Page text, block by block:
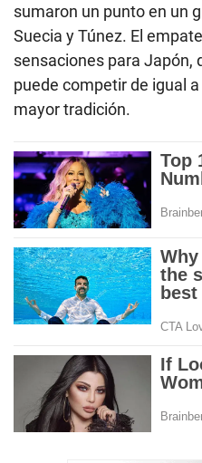
sumaron un punto en un
Suecia y Túnez. El
sensaciones para Japón,
puede competir de igual
mayor tradición.